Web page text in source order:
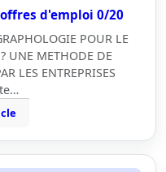
d'emploi 0/20
POUR LE
UNE METHODE DE
LES ENTREPRISES